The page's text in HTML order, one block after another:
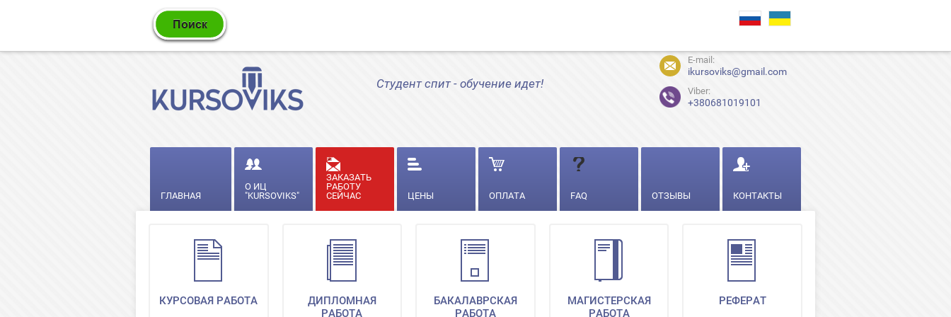
Студент спит - обучение идет!
E-mail:
ikursoviks@gmail.com
Viber:
+380681019101
ГЛАВНАЯ
О ИЦ
"KURSOVIKS"
ЗАКАЗАТЬ
РАБОТУ
СЕЙЧАС
ЦЕНЫ ОПЛАТА FAQ ОТЗЫВЫ КОНТАКТЫ
КУРСОВАЯ РАБОТА
ДИПЛОМНАЯ
РАБОТА
БАКАЛАВРСКАЯ
РАБОТА
МАГИСТЕРСКАЯ
РАБОТА
РЕФЕРАТ